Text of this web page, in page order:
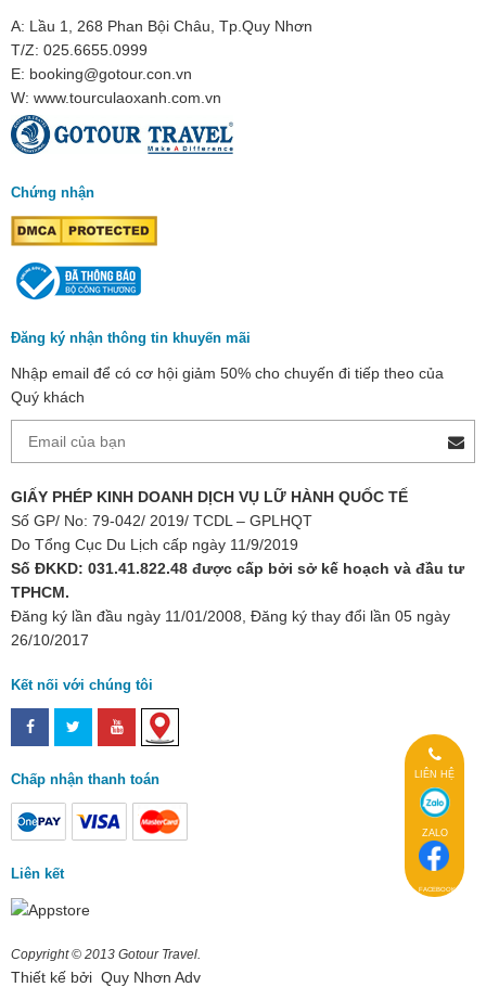
FACEBOOK
ZALO
LIÊN HỆ
A: Lầu 1, 268 Phan Bội Châu, Tp.Quy Nhơn
T/Z: 025.6655.0999
E: booking@gotour.con.vn
W: www.tourculaoxanh.com.vn
Chứng nhận
Đăng ký nhận thông tin khuyến mãi
Nhập email để có cơ hội giảm 50% cho chuyến đi tiếp theo của
Quý khách
GIẤY PHÉP KINH DOANH DỊCH VỤ LỮ HÀNH QUỐC TẾ
Số GP/ No: 79-042/ 2019/ TCDL – GPLHQT
Do Tổng Cục Du Lịch cấp ngày 11/9/2019
Số ĐKKD: 031.41.822.48 được cấp bởi sở kế hoạch và đầu tư
TPHCM.
Đăng ký lần đầu ngày 11/01/2008, Đăng ký thay đổi lần 05 ngày
26/10/2017
Kết nối với chúng tôi
Chấp nhận thanh toán
Liên kết
Copyright © 2013 Gotour Travel.
Thiết kế bởi Quy Nhơn Adv